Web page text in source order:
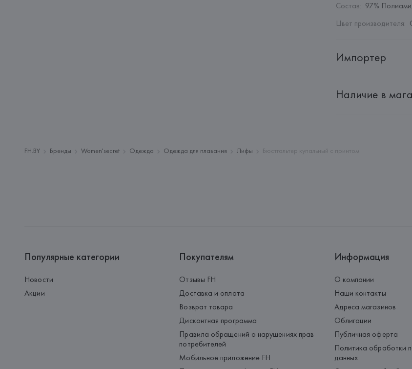
Состав: 97%
Цвет производителя:
Импортер
Адрес: Республика
Наличие в
FH.BY Бренды Women'secret Одежда Одежда для плавания Лифы Бюстгальтер купальный с принтом
Популярные категории
Новости
Акции
Покупателям
Отзывы FH
Доставка и оплата
Возврат товара
Дисконтная программа
Правила обращений о нарушениях прав
потребителей
Мобильное приложение FH
Информация
О компании
Наши контакты
Адреса магазинов
Облигации
Публичная оферта
Политика обработки
данных